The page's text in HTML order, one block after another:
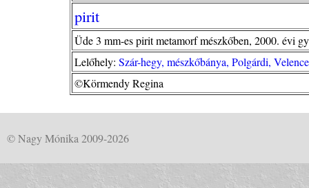
pirit
Üde 3 mm-es pirit metamorf mészkőben, 2000. évi
Lelőhely: Szár-hegy, mészkőbánya, Polgárdi,
©Körmendy Regina
© Nagy Mónika 2009-2026